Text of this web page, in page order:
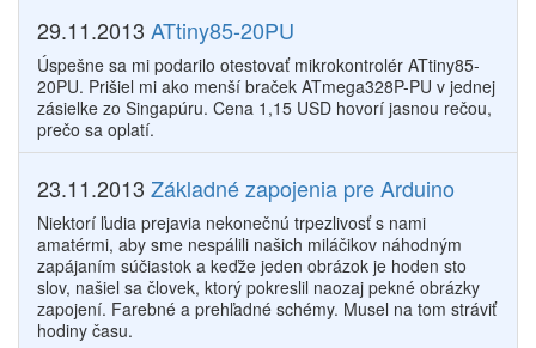
29.11.2013 ATtiny85-20PU
Úspešne sa mi podarilo otestovať mikrokontrolér ATtiny85-
20PU. Prišiel mi ako menší braček ATmega328P-PU v jednej
zásielke zo Singapúru. Cena 1,15 USD hovorí jasnou rečou,
prečo sa oplatí.
23.11.2013 Základné zapojenia pre Arduino
Niektorí ľudia prejavia nekonečnú trpezlivosť s nami
amatérmi, aby sme nespálili našich miláčikov náhodným
zapájaním súčiastok a keďže jeden obrázok je hoden sto
slov, našiel sa človek, ktorý pokreslil naozaj pekné obrázky
zapojení. Farebné a prehľadné schémy. Musel na tom stráviť
hodiny času.